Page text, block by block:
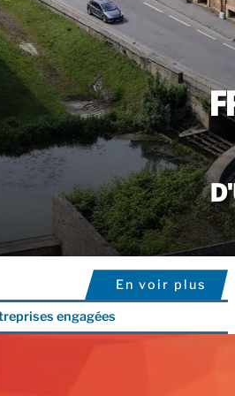
En voir plus
engagées